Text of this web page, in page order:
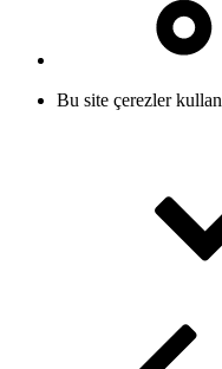
Bu site çerezler